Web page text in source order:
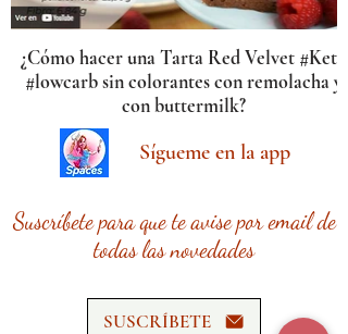
¿Cómo hacer una Tarta Red Velvet #Keto
#lowcarb sin colorantes con remolacha y
con buttermilk?
Sígueme en la app
Suscríbete para que te avise por email de
todas las novedades
SUSCRÍBETE